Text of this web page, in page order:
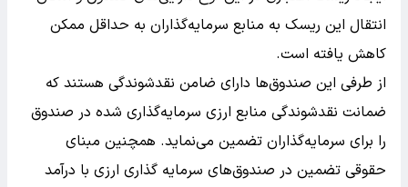
انتقال این ریسک به منابع سرمایه‌گذاران به حداقل ممکن
کاهش یافته است.
از طرفی این صندوق‌ها دارای ضامن نقدشوندگی هستند که
ضمانت نقدشوندگی منابع ارزی سرمایه‌گذاری‌ شده در صندوق
را برای سرمایه‌گذاران تضمین می‌نماید. همچنین مبنای
حقوقی تضمین در صندوق‌های سرمایه گذاری ارزی با درآمد